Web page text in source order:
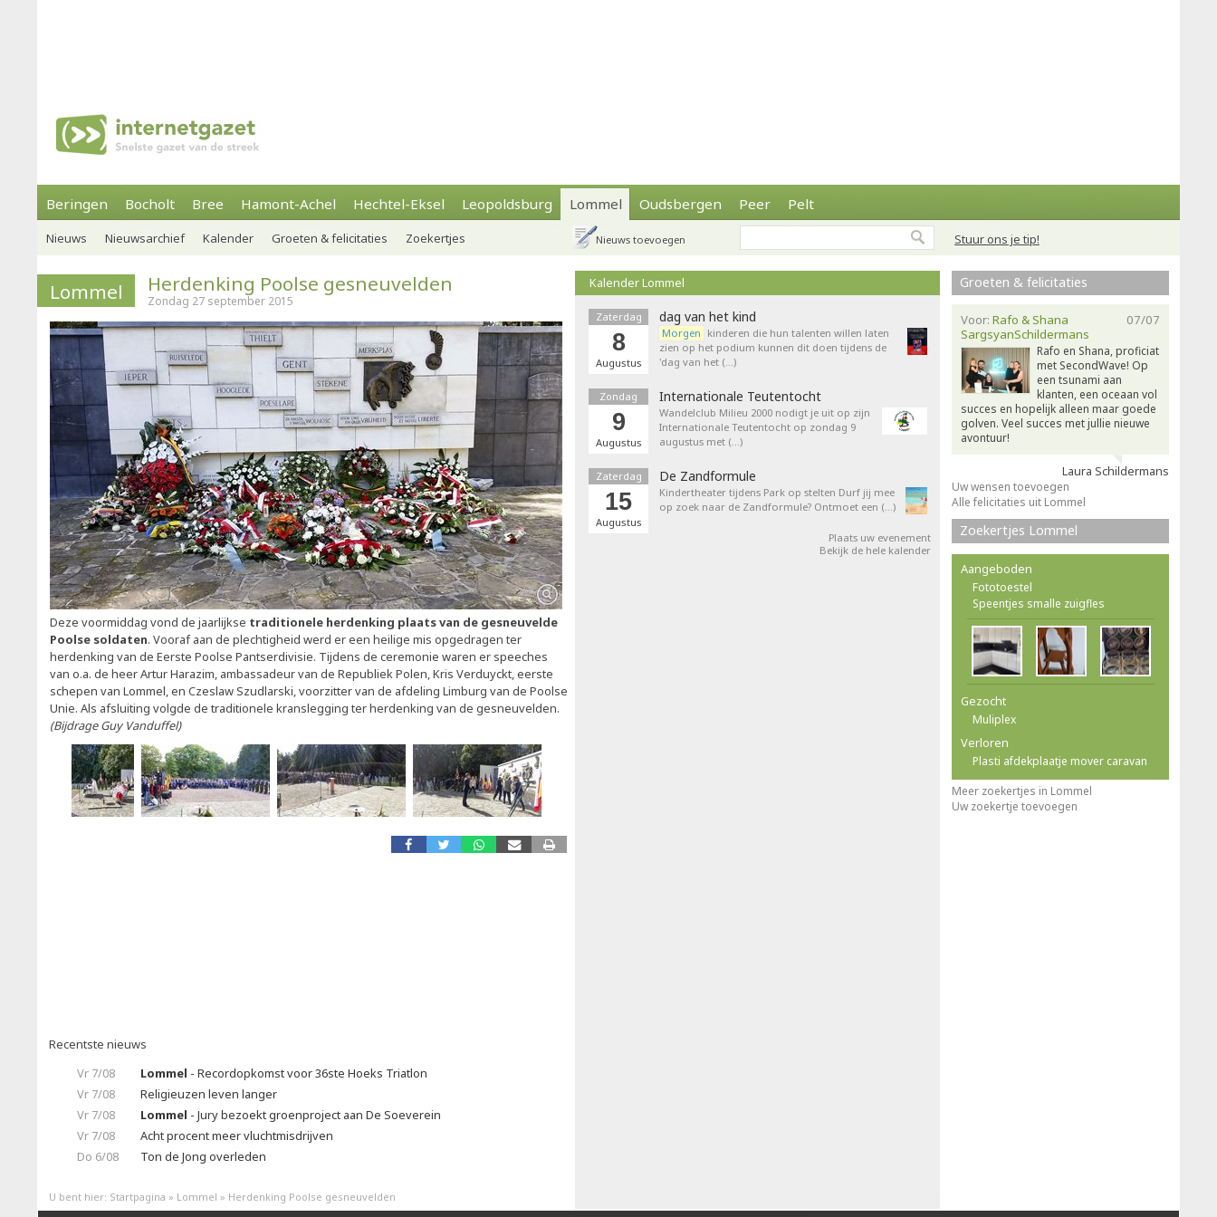
Beringen Bocholt Bree Hamont-Achel Hechtel-Eksel Leopoldsburg Lommel Oudsbergen Peer Pelt
Stuur ons je tip!
Nieuws Nieuwsarchief Kalender Groeten & felicitaties Zoekertjes Nieuws toevoegen
Lommel Herdenking Poolse gesneuvelden
Zondag 27 september 2015
Deze voormiddag vond de jaarlijkse traditionele herdenking plaats van de gesneuvelde
Poolse soldaten. Vooraf aan de plechtigheid werd er een heilige mis opgedragen ter
herdenking van de Eerste Poolse Pantserdivisie. Tijdens de ceremonie waren er speeches
van o.a. de heer Artur Harazim, ambassadeur van de Republiek Polen, Kris Verduyckt, eerste
schepen van Lommel, en Czeslaw Szudlarski, voorzitter van de afdeling Limburg van de Poolse
Unie. Als afsluiting volgde de traditionele kranslegging ter herdenking van de gesneuvelden.
(Bijdrage Guy Vanduffel)
Recentste nieuws
Vr 7/08
Lommel - Recordopkomst voor 36ste Hoeks Triatlon
Vr 7/08
Religieuzen leven langer
Vr 7/08
Lommel - Jury bezoekt groenproject aan De Soeverein
Vr 7/08
Acht procent meer vluchtmisdrijven
Do 6/08
Ton de Jong overleden
Kalender Lommel
Zaterdag
8
Augustus
dag van het kind
Morgen kinderen die hun talenten willen laten
zien op het podium kunnen dit doen tijdens de
'dag van het (…)
Zondag
9
Augustus
Internationale Teutentocht
Wandelclub Milieu 2000 nodigt je uit op zijn
Internationale Teutentocht op zondag 9
augustus met (…)
Zaterdag
15
Augustus
De Zandformule
Kindertheater tijdens Park op stelten Durf jij mee
op zoek naar de Zandformule? Ontmoet een (…)
Plaats uw evenement
Bekijk de hele kalender
Groeten & felicitaties
07/07
Voor: Rafo & Shana
SargsyanSchildermans
Rafo en Shana, proficiat
met SecondWave! Op
een tsunami aan
klanten, een oceaan vol
succes en hopelijk alleen maar goede
golven. Veel succes met jullie nieuwe
avontuur!
Laura Schildermans
Uw wensen toevoegen
Alle felicitaties uit Lommel
Zoekertjes Lommel
Aangeboden
Fototoestel
Speentjes smalle zuigfles
Gezocht
Muliplex
Verloren
Plasti afdekplaatje mover caravan
Meer zoekertjes in Lommel
Uw zoekertje toevoegen
U bent hier: Startpagina » Lommel » Herdenking Poolse gesneuvelden